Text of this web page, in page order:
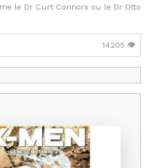
le Dr Curt Connors ou le Dr Otto
14205 👁️
Promo